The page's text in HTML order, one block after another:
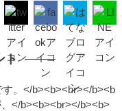
ト
。</b><b><br></b><b
</b><b><br></b><b>